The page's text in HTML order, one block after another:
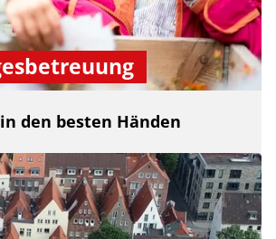
den besten Händen